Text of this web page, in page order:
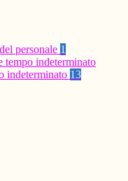
personale 1
tempo indeterminato
indeterminato 13